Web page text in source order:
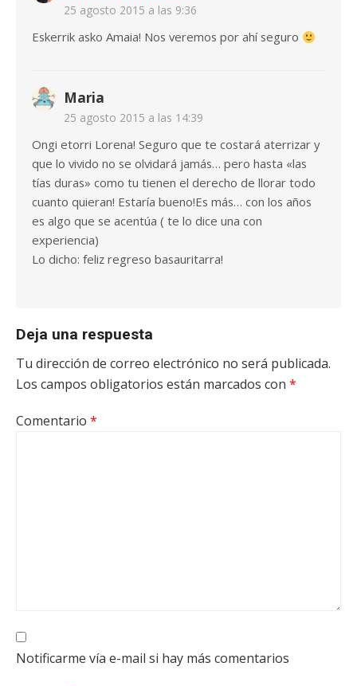
25 agosto 2015 a las 9:36
Eskerrik asko Amaia! Nos veremos por ahí seguro
Maria
25 agosto 2015 a las 14:39
Ongi etorri Lorena! Seguro que te costará aterrizar y
que lo vivido no se olvidará jamás… pero hasta «las
tías duras» como tu tienen el derecho de llorar todo
cuanto quieran! Estaría bueno!Es más… con los años
es algo que se acentúa ( te lo dice una con
experiencia)
Lo dicho: feliz regreso basauritarra!
Deja una respuesta
Tu dirección de correo electrónico no será publicada.
Los campos obligatorios están marcados con *
Comentario *
Notificarme vía e-mail si hay más comentarios